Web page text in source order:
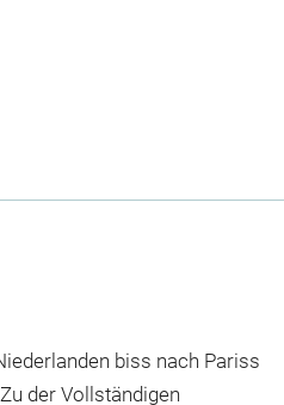
biss nach Pariss
der Vollständigen